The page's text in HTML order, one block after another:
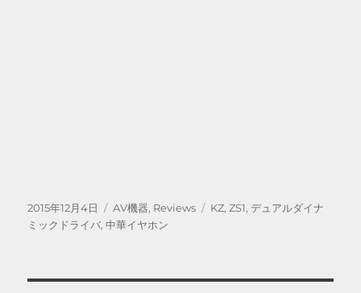
投
稿
2015年12月4日
カ
テ
AV機器, Reviews
タ
KZ,ZS1, デュアルダイナ
ミックドライバ,中華イヤホン